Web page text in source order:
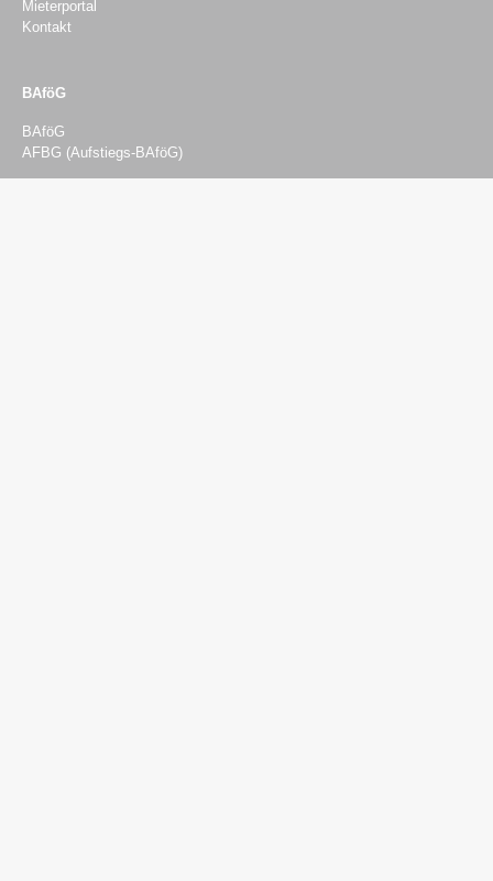
Mieterportal
Kontakt
BAföG
BAföG
AFBG (Aufstiegs-BAföG)